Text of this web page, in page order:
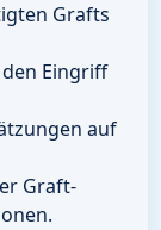
Grafts
Eingriff
auf
Graft-